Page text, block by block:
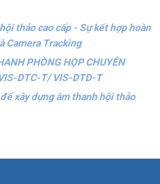
thảo cao cấp - Sự kết hợp hoàn
Camera Tracking
PHÒNG HỌP CHUYÊN
DTC-T/ VIS-DTD-T
xây dựng âm thanh hội thảo